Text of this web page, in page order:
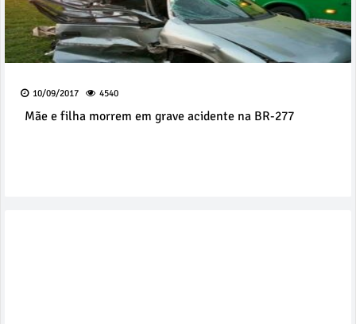
10/09/2017 4540
Mãe e filha morrem em grave acidente na BR-277